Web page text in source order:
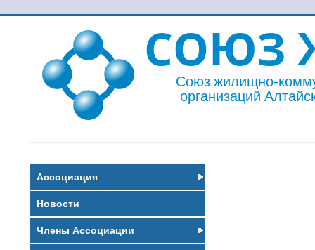
СОЮЗ
Союз жилищно-
организаций
Ассоциация
Новости
Члены Ассоциации